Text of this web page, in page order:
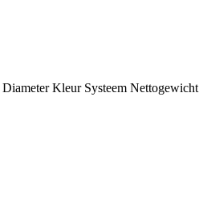
Diameter Kleur Systeem Nettogewicht